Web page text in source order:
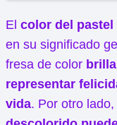
El color del pastel
en su significado
fresa de color
representar
vida. Por otro